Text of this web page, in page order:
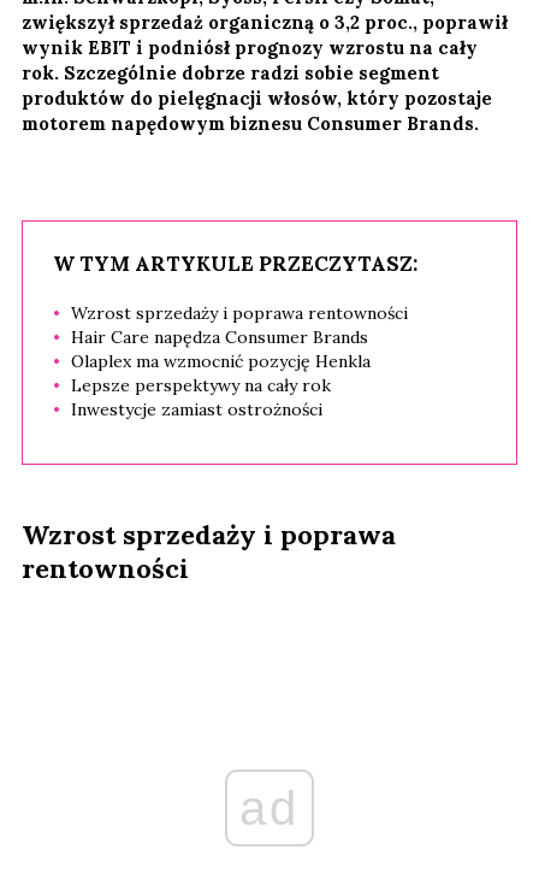
zwiększył sprzedaż organiczną o 3,2 proc., poprawił
wynik EBIT i podniósł prognozy wzrostu na cały
rok. Szczególnie dobrze radzi sobie segment
produktów do pielęgnacji włosów, który pozostaje
motorem napędowym biznesu Consumer Brands.
W TYM ARTYKULE PRZECZYTASZ:
Wzrost sprzedaży i poprawa rentowności
Hair Care napędza Consumer Brands
Olaplex ma wzmocnić pozycję Henkla
Lepsze perspektywy na cały rok
Inwestycje zamiast ostrożności
Wzrost sprzedaży i poprawa
rentowności
ad